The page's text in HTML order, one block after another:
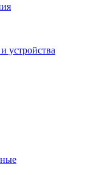
устройства